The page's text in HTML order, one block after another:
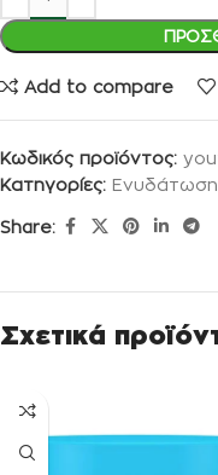
Add to compare
Κωδικός προϊόντος:
Κατηγορίες: Ενυδάτωση
Share:
Σχετικά